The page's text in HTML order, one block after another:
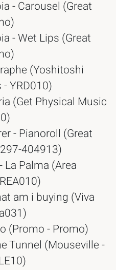
- Carousel (Great
- Wet Lips (Great
(Yoshitoshi
YRD010)
(Get Physical Music
- Pianoroll (Great
404913)
La Palma (Area
am i buying (Viva
(Promo - Promo)
Tunnel (Mouseville -